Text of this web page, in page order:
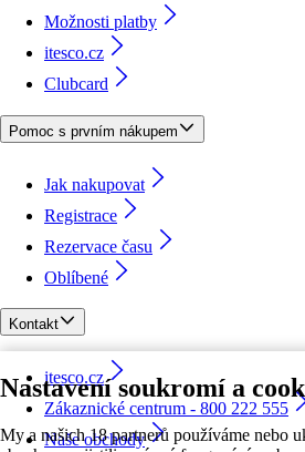
Nastavení soukromí a
My a našich 18 partnerů používáme nebo
Možnosti platby
itesco.cz
Clubcard
Pomoc s prvním nákupem
Jak nakupovat
Registrace
Rezervace času
Oblíbené
Kontakt
itesco.cz
Zákaznické centrum - 800 222 555
Naše obchody